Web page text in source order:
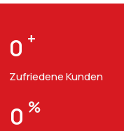
0 +
Zufriedene Kunden
0 %